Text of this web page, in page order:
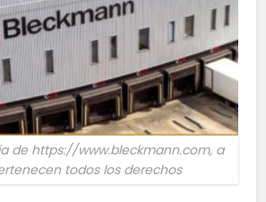
de https://www.bleckmann.com, a
todos los derechos